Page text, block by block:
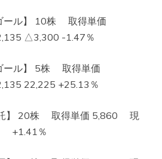
ール】 10株 取得単価
△3,300 -1.47％
ール】 5株 取得単価
22,225 +25.13％
託】 20株 取得単価 5,860 現
+1.41％